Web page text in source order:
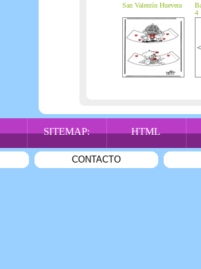
San Valentín Huevera
4
SITEMAP: HTML
CONTACTO